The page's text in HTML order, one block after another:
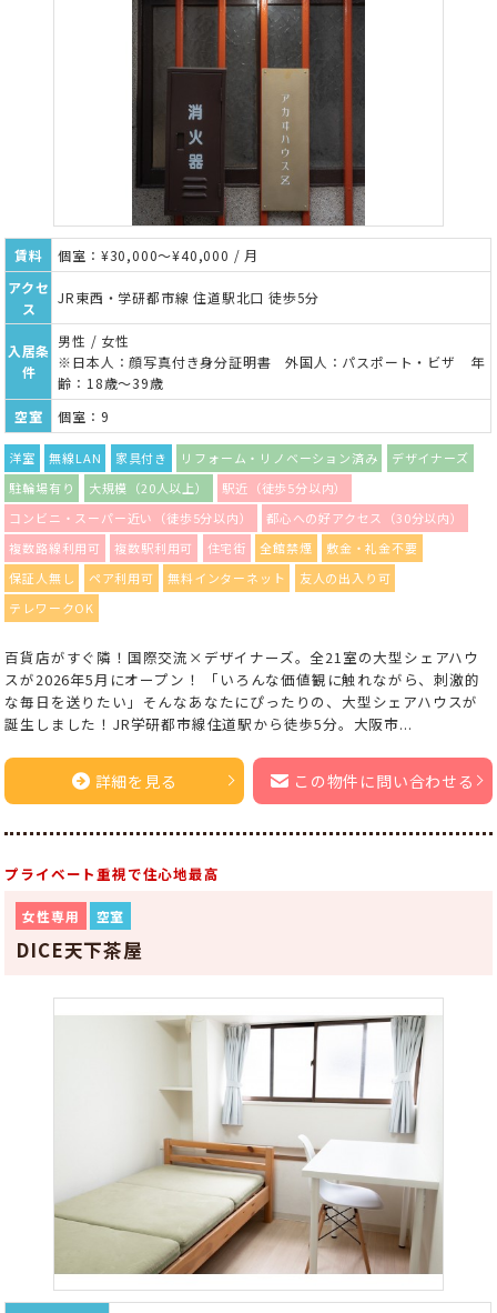
賃料
個室：¥30,000～¥40,000 / 月
アクセ
ス
JR東西・学研都市線 住道駅北口 徒歩5分
入居条
件
男性 / 女性
※日本人：顔写真付き身分証明書 外国人：パスポート・ビザ 年
齢：18歳～39歳
空室
個室：9
洋室 無線LAN 家具付き リフォーム・リノベーション済み
デザイナーズ
駐輪場有り
大規模（20人以上）
駅近（徒歩5分以内）
コンビニ・スーパー近い（徒歩5分以内）
都心への好アクセス（30分以内）
複数路線利用可
複数駅利用可 住宅街 全館禁煙
敷金・礼金不要
保証人無し
ペア利用可 無料インターネット
友人の出入り可
テレワークOK
百貨店がすぐ隣！国際交流×デザイナーズ。全21室の大型シェアハウ
スが2026年5月にオープン！ 「いろんな価値観に触れながら、刺激的
な毎日を送りたい」そんなあなたにぴったりの、大型シェアハウスが
誕生しました！JR学研都市線住道駅から徒歩5分。大阪市...
詳細を見る この物件に問い合わせる
プライベート重視で住心地最高
女性専用 空室
DICE天下茶屋